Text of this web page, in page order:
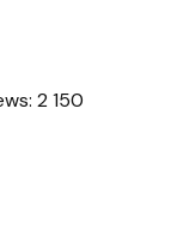
2 150